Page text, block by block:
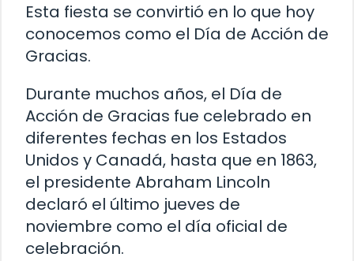
Esta fiesta se convirtió en lo que hoy
conocemos como el Día de Acción de
Gracias.
Durante muchos años, el Día de
Acción de Gracias fue celebrado en
diferentes fechas en los Estados
Unidos y Canadá, hasta que en 1863,
el presidente Abraham Lincoln
declaró el último jueves de
noviembre como el día oficial de
celebración.